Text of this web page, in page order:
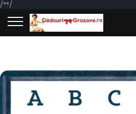
/**/